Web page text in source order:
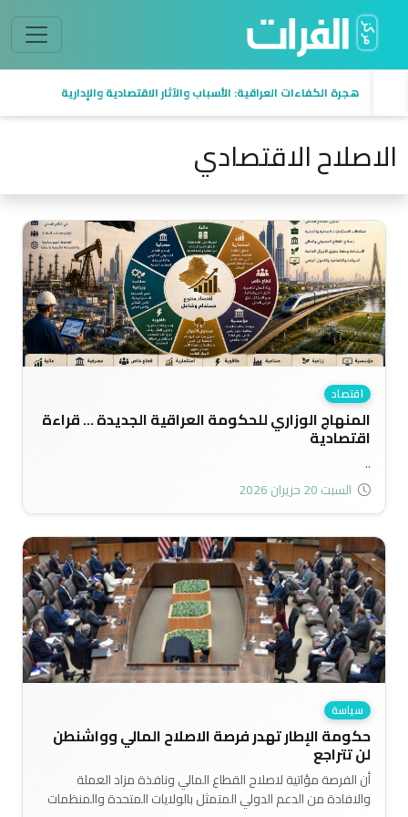
السيادة في العراق من منظور اقتصادي
الاصلاح الاقتصادي
اقتصاد
المنهاج الوزاري للحكومة العراقية الجديدة ... قراءة
اقتصادية
..
السبت 20 حزيران 2026
سياسة
حكومة الإطار تهدر فرصة الاصلاح المالي وواشنطن
لن تتراجع
أن الفرصة مؤاتية لاصلاح القطاع المالي ونافذة مزاد العملة
والافادة من الدعم الدولي المتمثل بالولايات المتحدة والمنظمات